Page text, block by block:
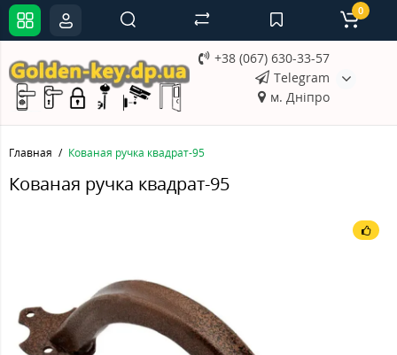
+38 (067) 630-33-57
Telegram
м. Дніпро
0
Главная Кованая ручка квадрат-95
Кованая ручка квадрат-95